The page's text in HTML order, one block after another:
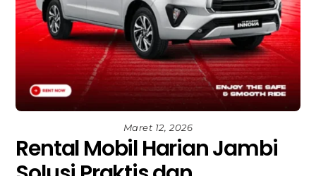
Maret 12, 2026
Rental Mobil Harian Jambi